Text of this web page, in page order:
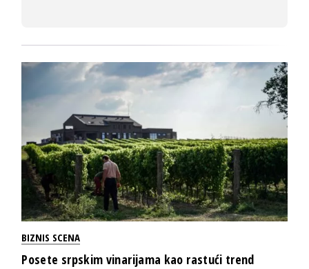
BIZNIS SCENA
Posete srpskim vinarijama kao rastući trend